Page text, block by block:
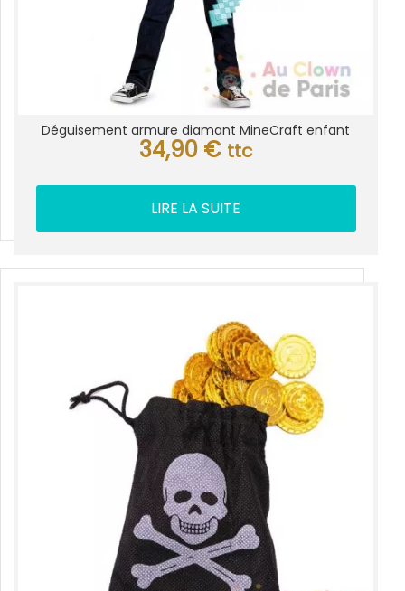
Déguisement armure diamant MineCraft enfant
34,90 € ttc
LIRE LA SUITE